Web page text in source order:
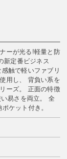
ーが光る!軽量と防
新定番ビジネス
触で軽いファブリ
用し、 背負い系を
ーズ。 正面の特徴
易さを両立。 全
ケット付き。